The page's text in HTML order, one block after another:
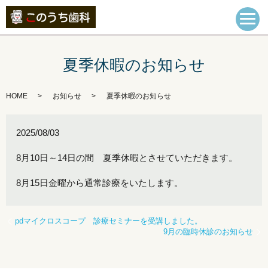
夏季休暇のお知らせ
HOME お知らせ 夏季休暇のお知らせ
2025/08/03
8月10日～14日の間 夏季休暇とさせていただきます。
8月15日金曜から通常診療をいたします。
pdマイクロスコープ 診療セミナーを受講しました。
9月の臨時休診のお知らせ